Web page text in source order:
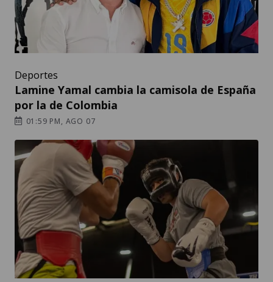
Deportes
Lamine Yamal cambia la camisola de España
por la de Colombia
01:59 PM, AGO 07